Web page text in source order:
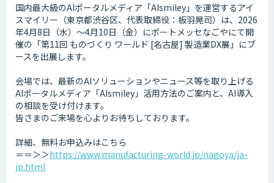
国内最大級のAIポータルメディア「AIsmiley」を運営するアイ
スマイリー（東京都渋谷区、代表取締役：板羽晃司）は、2026
年4月8日（水）～4月10日（金）にポートメッセなごやにて開
催の「第11回 ものづくり ワールド [名古屋] 製造業DX展」にブ
ースを出展します。
会場では、最新のAIソリューションやニュース等を取り上げる
AIポータルメディア「AIsmiley」活用方法のご案内と、AI導入
の相談を受け付けます。
皆さまのご来場を心よりお待ちしております。
詳細、無料お申込みはこちら
＝＝＞＞https://www.manufacturing-world.jp/nagoya/ja-
jp.html